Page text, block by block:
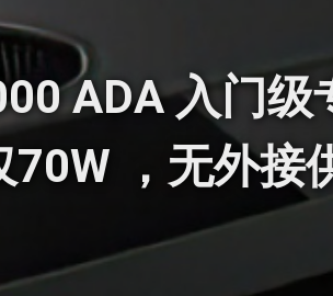
ADA 入门级
70W ，无外接